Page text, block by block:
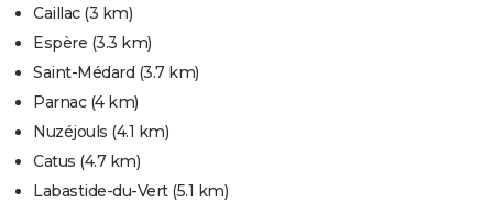
Caillac(3 km)
Espère (3.3 km)
Saint-Médard (3.7 km)
Parnac(4 km)
Nuzéjouls (4.1 km)
Catus (4.7 km)
Labastide-du-Vert(5.1 km)